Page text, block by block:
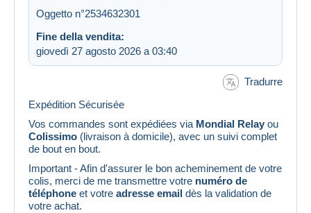
Oggetto n°2534632301
Fine della vendita:
giovedì 27 agosto 2026 a 03:40
Tradurre
Expédition Sécurisée
Vos commandes sont expédiées via Mondial Relay ou
Colissimo (livraison à domicile), avec un suivi complet
de bout en bout.
Important - Afin d'assurer le bon acheminement de votre
colis, merci de me transmettre votre numéro de
téléphone et votre adresse email dès la validation de
votre achat.